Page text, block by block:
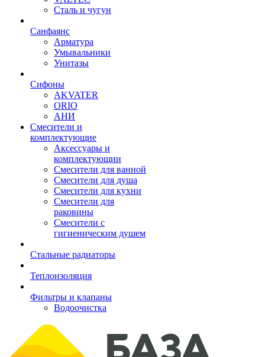
Сталь и чугун
Санфаянс
Арматура
Умывальники
Унитазы
Сифоны
AKVATER
ORIO
АНИ
Смесители и
комплектующие
Аксессуары и
комплектующии
Смесители для ванной
Смесители для душа
Смесители для кухни
Смесители для
раковины
Смесители с
гигиеническим душем
Стальные радиаторы
Теплоизоляция
Фильтры и клапаны
Водоочистка